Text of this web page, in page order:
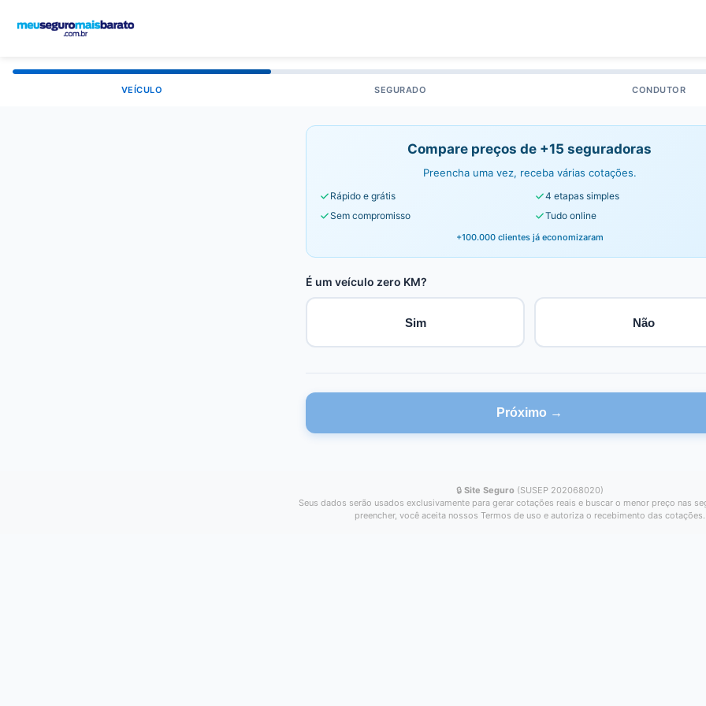
VEÍCULO SEGURADO CONDUTOR
Compare preços de +15 seguradoras
Preencha uma vez, receba várias cotações.
Rápido e grátis
4 etapas simples
Sem compromisso
Tudo online
+100.000 clientes já economizaram
É um veículo zero KM?
Sim Não
Próximo →
🔒 Site Seguro (SUSEP 202068020)
Seus dados serão usados exclusivamente para gerar cotações reais e buscar o menor preço nas
preencher, você aceita nossos Termos de uso e autoriza o recebimento das cotações.